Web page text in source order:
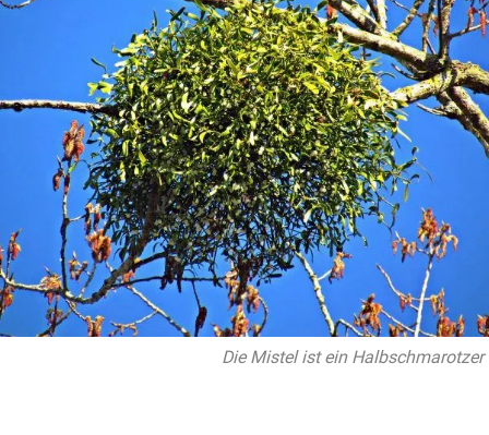
Die Mistel ist ein Halbschmarotzer